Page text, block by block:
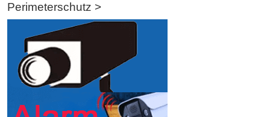
Perimeterschutz >